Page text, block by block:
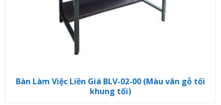
Bàn Làm Việc Liền Giá BLV-02-00 (Màu vân gỗ tối
khung tối)